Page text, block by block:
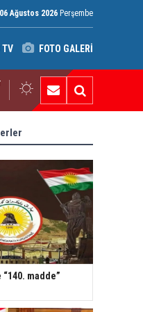
06 Ağustos 2026 Perşembe
TV FOTO GALERİ
uygulanacak
“140. madde”